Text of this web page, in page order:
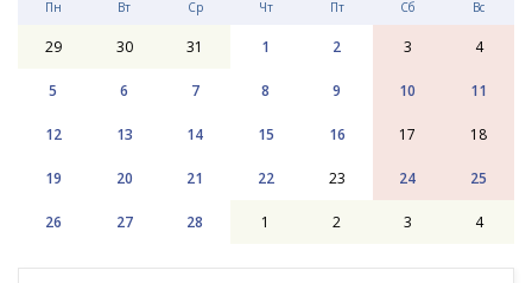
Пн Вт Ср Чт Пт Сб Вс
29 30 31 1 2 3 4
5 6 7 8 9 10 11
12 13 14 15 16 17 18
19 20 21 22 23 24 25
26 27 28 1 2 3 4